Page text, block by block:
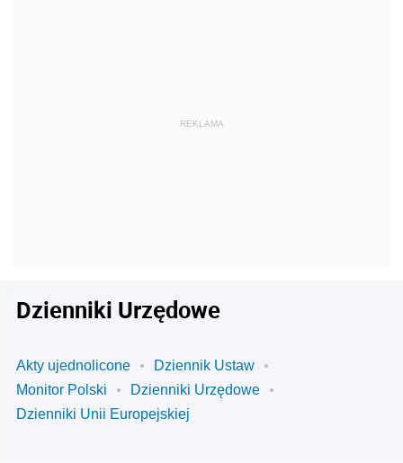
Dzienniki Urzędowe
Akty ujednolicone
Dziennik Ustaw
Monitor Polski
Dzienniki Urzędowe
Dzienniki Unii Europejskiej